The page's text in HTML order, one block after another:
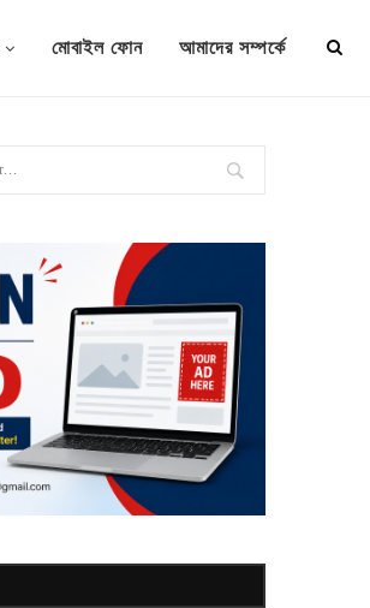
মোবাইল ফোন আমাদের সম্পর্কে